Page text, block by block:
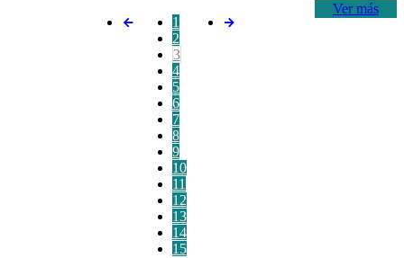
Ver más
1
2
3
4
5
6
7
8
9
10
11
12
13
14
15